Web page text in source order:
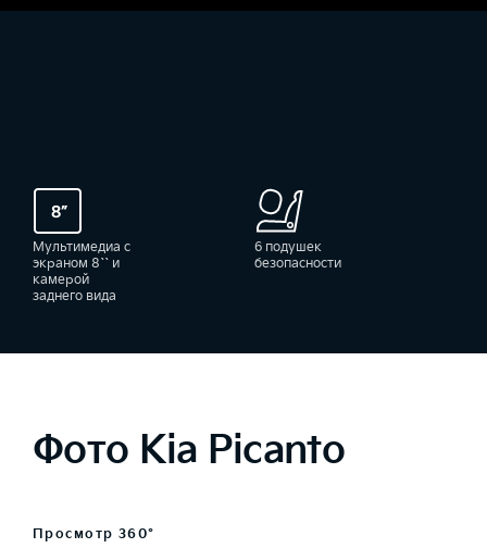
Мультимедиа с
экраном 8`` и
камерой
заднего вида
6 подушек
безопасности
Фото Kia Picanto
Просмотр 360°